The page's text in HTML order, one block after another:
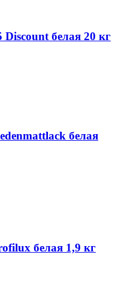
белая 20 кг
белая
белая 1,9 кг